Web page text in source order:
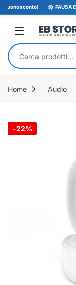
sconto! PAUSA
Open
Cerca:
Home Audio
-22%